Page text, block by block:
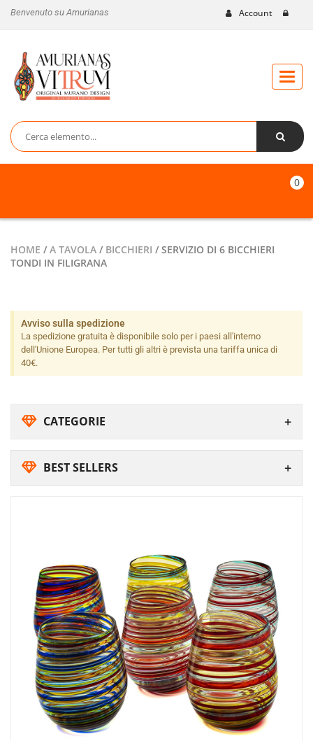
Benvenuto su Amurianas Account
Toggle
0
HOME / A TAVOLA / BICCHIERI / SERVIZIO DI 6 BICCHIERI
TONDI IN FILIGRANA
Avviso sulla spedizione
La spedizione gratuita è disponibile solo per i paesi all'interno
dell'Unione Europea. Per tutti gli altri è prevista una tariffa unica di
40€.
CATEGORIE
BEST SELLERS